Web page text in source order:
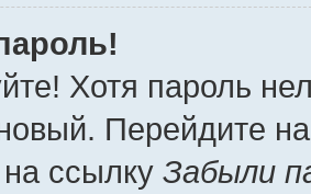
Хотя пароль
Перейдите
ссылку Забыли